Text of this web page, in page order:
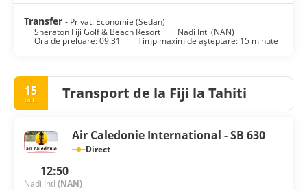
Transfer - Privat: Economie (Sedan)
Sheraton Fiji Golf & Beach Resort
Nadi Intl (NAN)
Ora de preluare: 09:31 Timp maxim de așteptare: 15 minute
15
oct. Transport de la Fiji la Tahiti
Air Caledonie International - SB 630
Direct
12:50
Nadi Intl (NAN)